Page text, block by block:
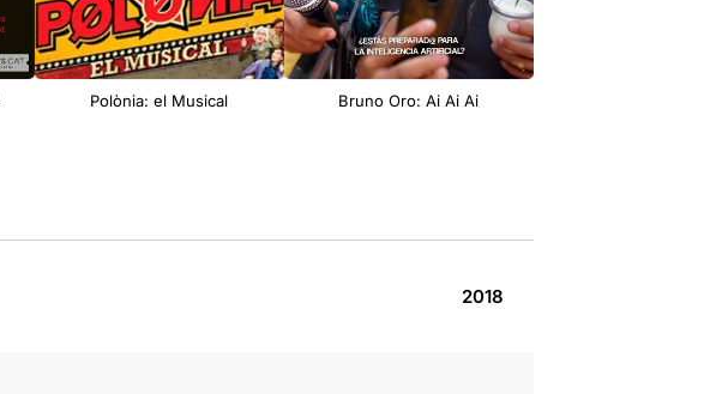
Polònia: el Musical Bruno Oro: Ai Ai Ai
2018